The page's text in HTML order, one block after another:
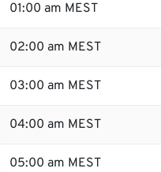
01:00 am MEST
02:00 am MEST
03:00 am MEST
04:00 am MEST
05:00 am MEST